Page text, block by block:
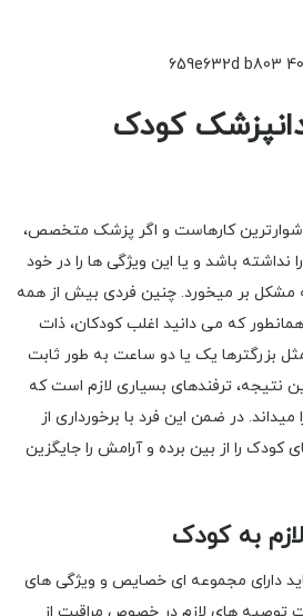
کودک
کارهاست و اگر پزشک متخصص،
نداشته باشد و یا این ویژگی ها را در خود
مشکل بر میخورد. چنین فردی بیش از همه
که می دانید اغلب کودکان، ذات
مثل بزرگترها یک یا دو ساعت به طور ثابت
نتیجه، ترفندهای بسیاری لازم است که
در ضمن این فرد با برخورداری از
کودک را از بین برده و آرامش را جایگزین
به کودک
دارای مجموعه ای خصایص و ویژگی های